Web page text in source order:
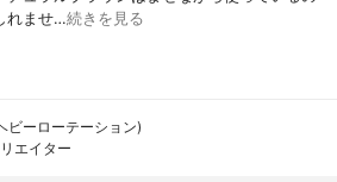
れませ…続きを見る
ーローテーション)
エイター